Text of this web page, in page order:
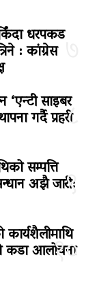
७
धरपकड
: कांग्रेस
८
‘एन्टी साइबर
गर्दै प्रहरी
९
सम्पत्ति
अझै जारी:
१०
कडा आलोचना